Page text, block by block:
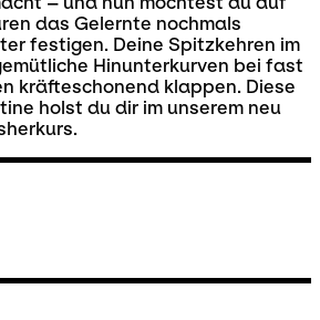
das Gelernte nochmals
festigen. Deine Spitzkehren im
Hinunterkurven bei fast
kräfteschonend klappen. Diese
holst du dir im unserem neu